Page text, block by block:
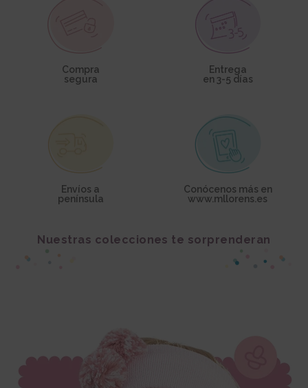
Compra
segura
Entrega
en 3-5 días
Envíos a
península
Conócenos más en
www.mllorens.es
Nuestras colecciones te sorprenderan